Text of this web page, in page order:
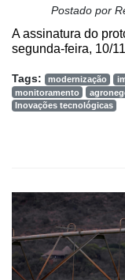
Postado por
A assinatura do
segunda-feira, 10/
Tags: modernização
monitoramento
Inovações tecnológicas